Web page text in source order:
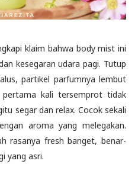
klaim bahwa body mist ini
kesegaran udara pagi. Tutup
partikel parfumnya lembut
kali tersemprot tidak
segar dan relax. Cocok sekali
aroma yang melegakan.
rasanya fresh banget, benar-
yang asri.